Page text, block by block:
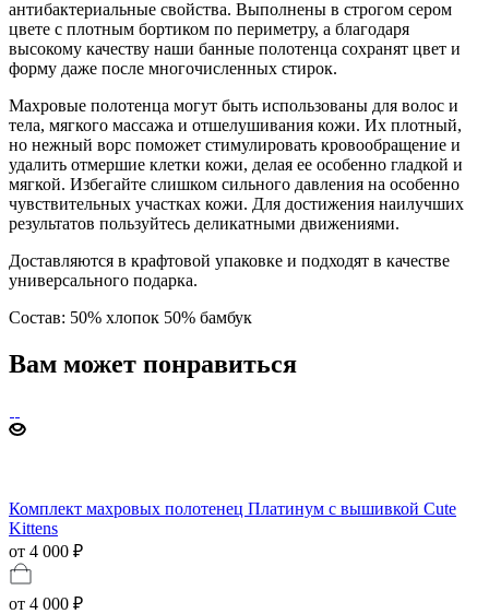
антибактериальные свойства. Выполнены в строгом сером
цвете с плотным бортиком по периметру, а благодаря
высокому качеству наши банные полотенца сохранят цвет и
форму даже после многочисленных стирок.
Махровые полотенца могут быть использованы для волос и
тела, мягкого массажа и отшелушивания кожи. Их плотный,
но нежный ворс поможет стимулировать кровообращение и
удалить отмершие клетки кожи, делая ее особенно гладкой и
мягкой. Избегайте слишком сильного давления на особенно
чувствительных участках кожи. Для достижения наилучших
результатов пользуйтесь деликатными движениями.
Доставляются в крафтовой упаковке и подходят в качестве
универсального подарка.
Состав: 50% хлопок 50% бамбук
Вам может понравиться
Комплект махровых полотенец Платинум с вышивкой Cute
Kittens
от 4 000 ₽
от 4 000 ₽